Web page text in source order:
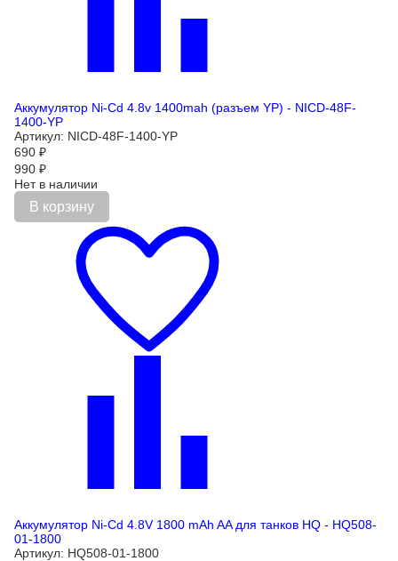
Аккумулятор Ni-Cd 4.8v 1400mah (разъем YP) - NICD-48F-
1400-YP
Артикул: NICD-48F-1400-YP
690 ₽
990 ₽
Нет в наличии
В корзину
Аккумулятор Ni-Cd 4.8V 1800 mAh AA для танков HQ - HQ508-
01-1800
Артикул: HQ508-01-1800